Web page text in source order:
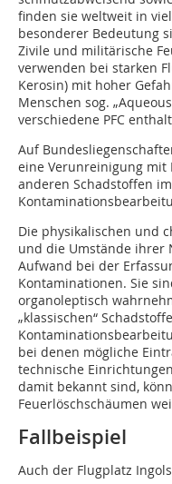
finden sie weltweit in
besonderer Bedeutung
Zivile und militärische
verwenden bei starken
Kerosin) mit hoher
Menschen sog.
verschiedene PFC
Auf
eine Verunreinigung mit
anderen Schadstoffen
Die physikalischen und
und die Umstände ihrer
Aufwand bei der
Kontaminationen. Sie
organoleptisch
„klassischen“
bei denen mögliche
technische
damit bekannt sind,
Feuerlöschschäumen
Fallbeispiel
Auch der Flugplatz